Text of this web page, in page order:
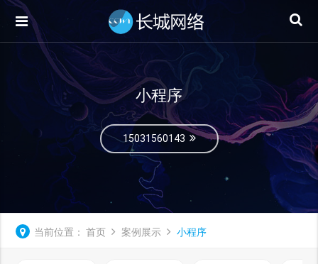
小程序
15031560143
当前位置： 首页 案例展示 小程序